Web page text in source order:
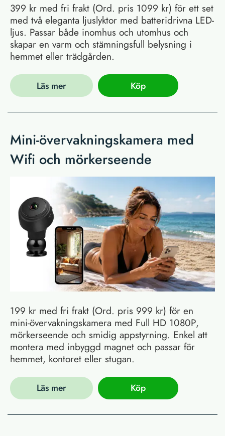
399 kr med fri frakt (Ord. pris 1099 kr) för ett set
med två eleganta ljuslyktor med batteridrivna LED-
ljus. Passar både inomhus och utomhus och
skapar en varm och stämningsfull belysning i
hemmet eller trädgården.
Läs mer Köp
Mini-övervakningskamera med
Wifi och mörkerseende
199 kr med fri frakt (Ord. pris 999 kr) för en
mini-övervakningskamera med Full HD 1080P,
mörkerseende och smidig appstyrning. Enkel att
montera med inbyggd magnet och passar för
hemmet, kontoret eller stugan.
Läs mer Köp